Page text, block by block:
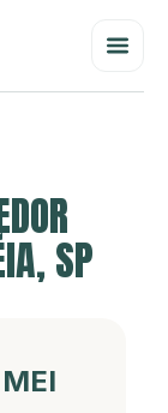
SP